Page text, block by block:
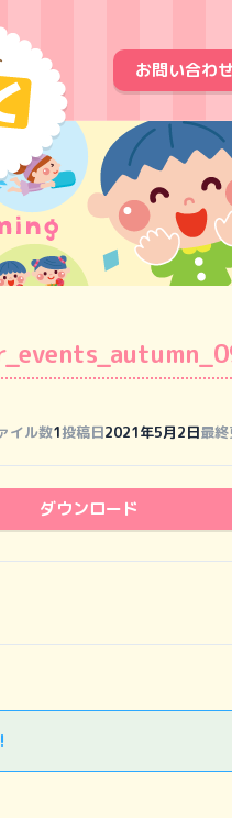
お問い合わせ
イル数1投稿日2021年5月2日最
ダウンロード